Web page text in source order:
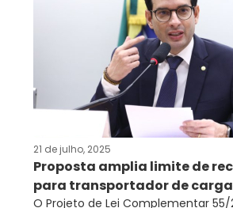
21 de julho, 2025
Proposta amplia limite de
para transportador de
O Projeto de Lei Complementar